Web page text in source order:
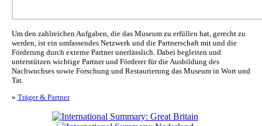
Um den zahlreichen Aufgaben, die das Museum zu erfüllen hat, gerecht zu
werden, ist ein umfassendes Netzwerk und die Partnerschaft mit und die
Förderung durch externe Partner unerlässlich. Dabei begleiten und
unterstützen wichtige Partner und Förderer für die Ausbildung des
Nachwuchses sowie Forschung und Restaurierung das Museum in Wort und
Tat.
» Träger & Partner